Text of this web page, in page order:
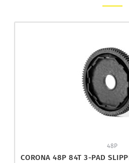
48P
CORONA 48P 84T 3-PAD